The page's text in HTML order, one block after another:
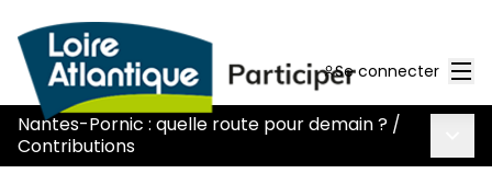
Se connecter
Nantes-Pornic : quelle route pour demain ? /
Contributions